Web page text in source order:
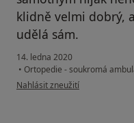
klidně velmi dobrý,
udělá sám.
14. ledna 2020
• Ortopedie - soukromá
podle názoru uživatele Váš
Nahlásit zneužití